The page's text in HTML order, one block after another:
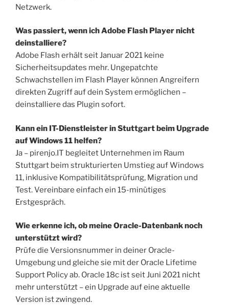
Netzwerk.
Was passiert, wenn ich Adobe Flash Player nicht
deinstalliere?
Adobe Flash erhält seit Januar 2021 keine
Sicherheitsupdates mehr. Ungepatchte
Schwachstellen im Flash Player können Angreifern
direkten Zugriff auf dein System ermöglichen –
deinstalliere das Plugin sofort.
Kann ein IT-Dienstleister in Stuttgart beim Upgrade
auf Windows 11 helfen?
Ja – pirenjo.IT begleitet Unternehmen im Raum
Stuttgart beim strukturierten Umstieg auf Windows
11, inklusive Kompatibilitätsprüfung, Migration und
Test. Vereinbare einfach ein 15-minütiges
Erstgespräch.
Wie erkenne ich, ob meine Oracle-Datenbank noch
unterstützt wird?
Prüfe die Versionsnummer in deiner Oracle-
Umgebung und gleiche sie mit der Oracle Lifetime
Support Policy ab. Oracle 18c ist seit Juni 2021 nicht
mehr unterstützt – ein Upgrade auf eine aktuelle
Version ist zwingend.